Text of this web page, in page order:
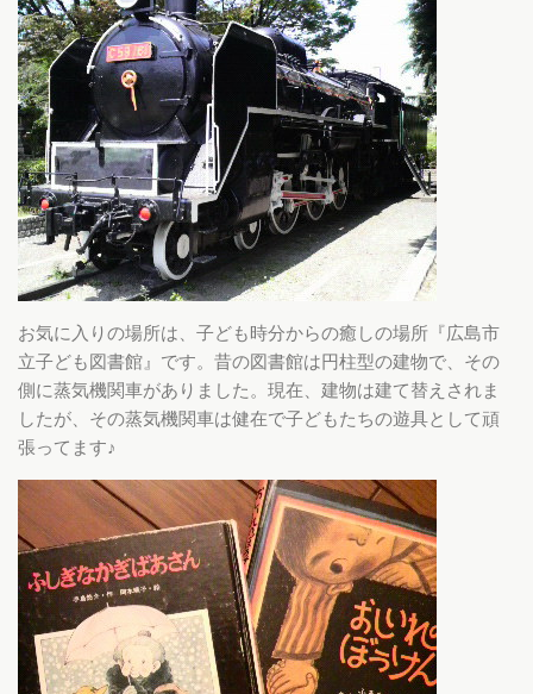
お気に入りの場所は、子ども時分からの癒しの場所『広島市
立子ども図書館』です。昔の図書館は円柱型の建物で、その
側に蒸気機関車がありました。現在、建物は建て替えされま
したが、その蒸気機関車は健在で子どもたちの遊具として頑
張ってます♪